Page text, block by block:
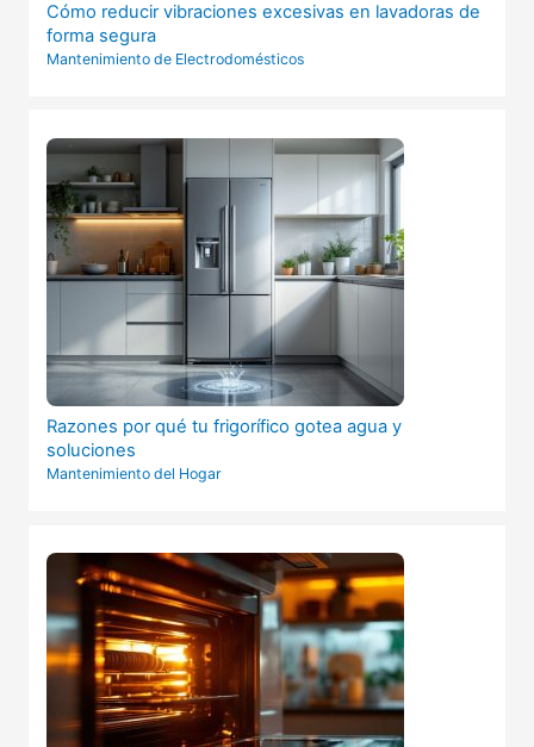
Cómo reducir vibraciones excesivas en lavadoras de
forma segura
Mantenimiento de Electrodomésticos
Razones por qué tu frigorífico gotea agua y
soluciones
Mantenimiento del Hogar